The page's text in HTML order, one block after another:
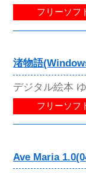
フリーソフ
渚物語
デジタル絵本
フリーソフ
Ave Maria